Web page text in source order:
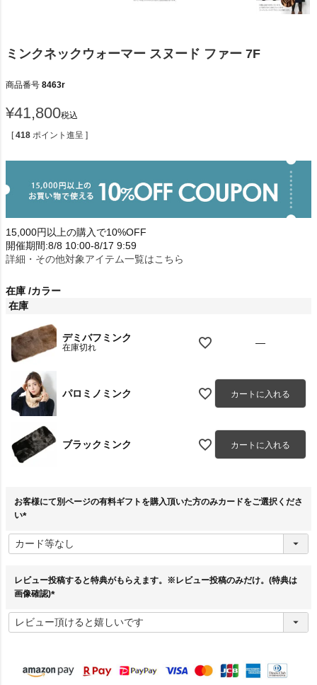
ミンクネックウォーマー スヌード ファー 7F
商品番号 8463r
¥41,800税込
[ 418 ポイント進呈 ]
15,000円以上の購入で10%OFF
開催期間:8/8 10:00-8/17 9:59
詳細・その他対象アイテム一覧はこちら
在庫 カラー
在庫
デミバフミンク
在庫切れ —
パロミノミンク カートに入れる
ブラックミンク カートに入れる
お客様にて別ページの有料ギフトを購入頂いた方のみカードをご選択くださ
い
必
須
レビュー投稿すると特典がもらえます。※レビュー投稿のみだけ。(特典は
画像確認)
必
須